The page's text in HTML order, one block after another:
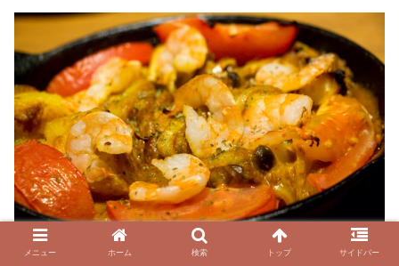
メニュー ホーム 検索 トップ サイドバー